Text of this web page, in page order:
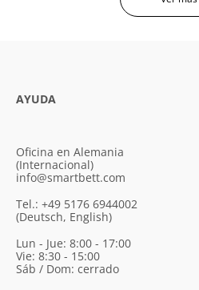
AYUDA
Oficina en Alemania
(Internacional)
info@smartbett.com
Tel.: +49 5176 6944002
(Deutsch, English)
Lun - Jue: 8:00 - 17:00
Vie: 8:30 - 15:00
Sáb / Dom: cerrado